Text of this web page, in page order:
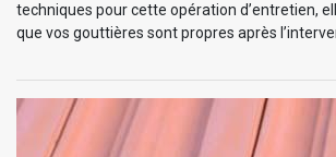
techniques pour cette opération d’entretien,
que vos gouttières sont propres après